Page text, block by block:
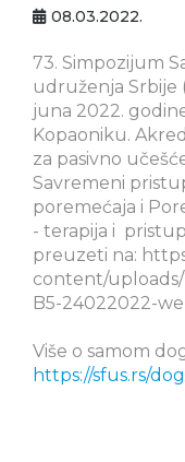
08.03.2022.
73. Simpozijum
udruženja Srbije
juna 2022.
Kopaoniku.
za pasivno
Savremeni
poremećaja i
- terapija i
preuzeti na:
content/
B5-24022022-
Više o samom
https://sfus.rs/